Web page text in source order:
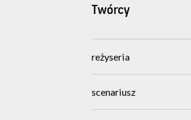
Twórcy
reżyseria
scenariusz